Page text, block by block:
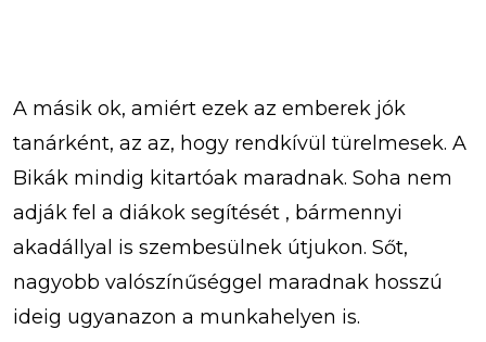
A másik ok, amiért ezek az emberek jók
tanárként, az az, hogy rendkívül türelmesek. A
Bikák mindig kitartóak maradnak. Soha nem
adják fel a diákok segítését , bármennyi
akadállyal is szembesülnek útjukon. Sőt,
nagyobb valószínűséggel maradnak hosszú
ideig ugyanazon a munkahelyen is.